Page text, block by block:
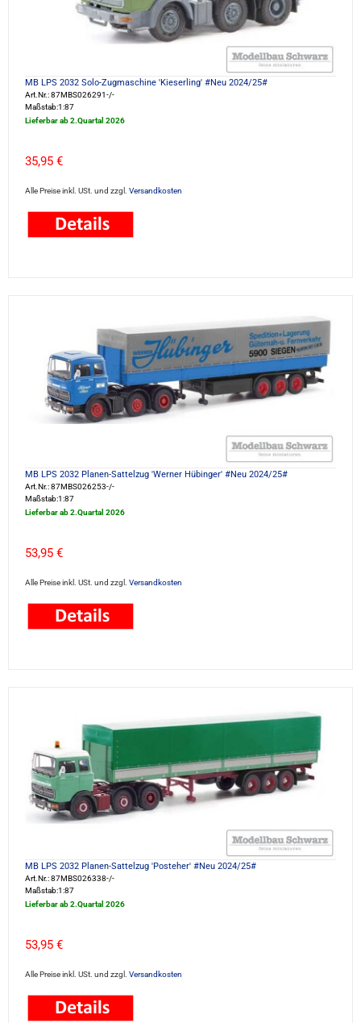
MB LPS 2032 Solo-Zugmaschine 'Kieserling' #Neu 2024/25#
Art.Nr.: 87MBS026291-/-
Maßstab:1:87
Lieferbar ab 2.Quartal 2026
35,95 €
Alle Preise inkl. USt. und zzgl. Versandkosten
MB LPS 2032 Planen-Sattelzug 'Werner Hübinger' #Neu 2024/25#
Art.Nr.: 87MBS026253-/-
Maßstab:1:87
Lieferbar ab 2.Quartal 2026
53,95 €
Alle Preise inkl. USt. und zzgl. Versandkosten
MB LPS 2032 Planen-Sattelzug 'Posteher' #Neu 2024/25#
Art.Nr.: 87MBS026338-/-
Maßstab:1:87
Lieferbar ab 2.Quartal 2026
53,95 €
Alle Preise inkl. USt. und zzgl. Versandkosten